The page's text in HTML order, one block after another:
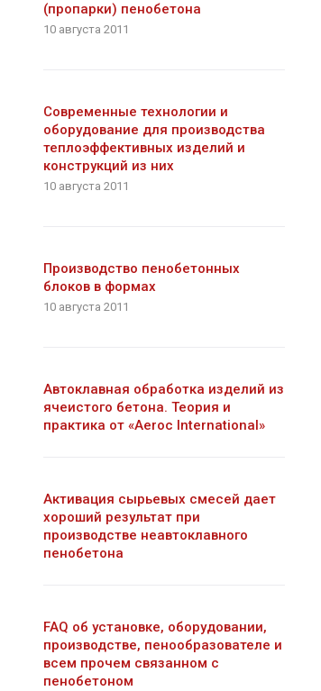
(пропарки) пенобетона
10 августа 2011
Современные технологии и
оборудование для производства
теплоэффективных изделий и
конструкций из них
10 августа 2011
Производство пенобетонных
блоков в формах
10 августа 2011
Автоклавная обработка изделий из
ячеистого бетона. Теория и
практика от «Aeroc International»
Активация сырьевых смесей дает
хороший результат при
производстве неавтоклавного
пенобетона
FAQ об установке, оборудовании,
производстве, пенообразователе и
всем прочем связанном с
пенобетоном